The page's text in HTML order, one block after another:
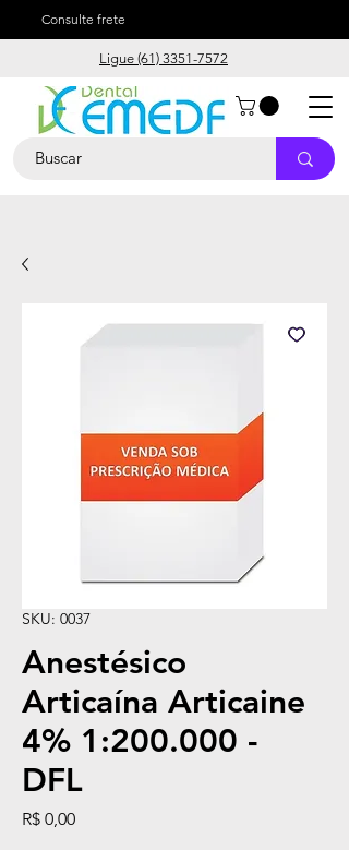
Consulte frete
Ligue (61) 3351-7572
SKU: 0037
Anestésico
Articaína Articaine
4% 1:200.000 -
DFL
R$ 0,00Preço